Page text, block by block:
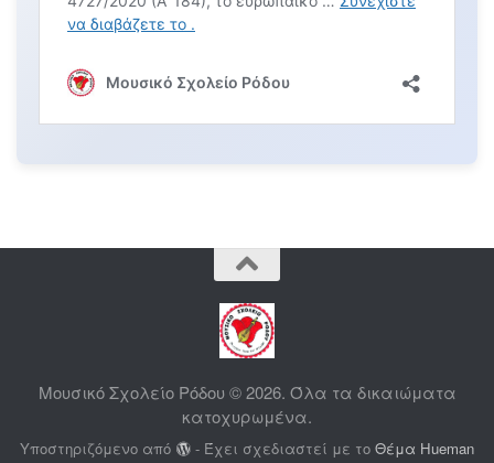
Μουσικό Σχολείο Ρόδου © 2026. Όλα τα δικαιώματα
κατοχυρωμένα.
Υποστηριζόμενο από - Έχει σχεδιαστεί με το Θέμα Ηueman